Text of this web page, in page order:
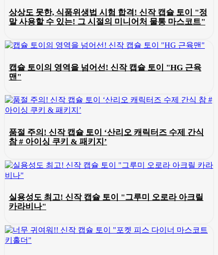
상상도 못한, 식품위생법 시험 합격! 신작 캡슐 토이 "정
말 사용할 수 있는! 그 시절의 미니어처 물통 마스코트"
캡슐 토이의 영역을 넘어선! 신작 캡슐 토이 "HG 근육
맨"
품절 주의! 신작 캡슐 토이 ‘산리오 캐릭터즈 수제 간식
참 # 아이싱 쿠키 & 패키지’
실용성도 최고! 신작 캡슐 토이 "그루미 오로라 아크릴
카라비나"